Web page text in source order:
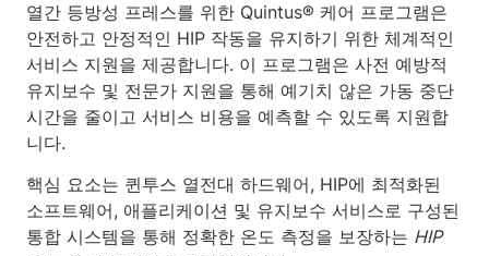
열간 등방성 프레스를 위한 Quintus® 케어 프로그램은
안전하고 안정적인 HIP 작동을 유지하기 위한 체계적인
서비스 지원을 제공합니다. 이 프로그램은 사전 예방적
유지보수 및 전문가 지원을 통해 예기치 않은 가동 중단
시간을 줄이고 서비스 비용을 예측할 수 있도록 지원합
니다.
핵심 요소는 퀸투스 열전대 하드웨어, HIP에 최적화된
소프트웨어, 애플리케이션 및 유지보수 서비스로 구성된
통합 시스템을 통해 정확한 온도 측정을 보장하는 HIP